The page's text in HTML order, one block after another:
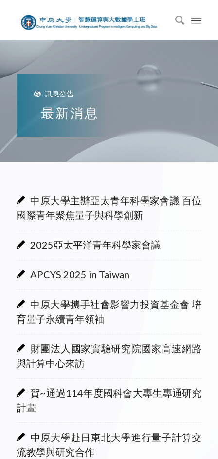
訊息公告
最新消息
中原大學主辦亞太青年科學家會議 百位
國際青年聚焦量子與科學創新
2025亞太平洋青年科學家會議
APCYS 2025 in Taiwan
中原大學攜手社會影響力投資基金會 培
育量子永續青年領袖
財團法人國家實驗研究院國家高速網路
與計算中心來訪
賀~通過114年度國科會大專生專通研究
計畫
中原大學赴日東北大學進行量子計算交
流教學與研究合作